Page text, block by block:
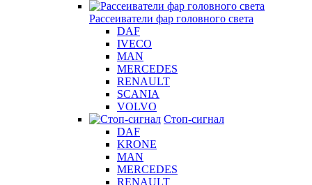
Рассеиватели фар головного света
DAF
IVECO
MAN
MERCEDES
RENAULT
SCANIA
VOLVO
Стоп-сигнал
DAF
KRONE
MAN
MERCEDES
RENAULT